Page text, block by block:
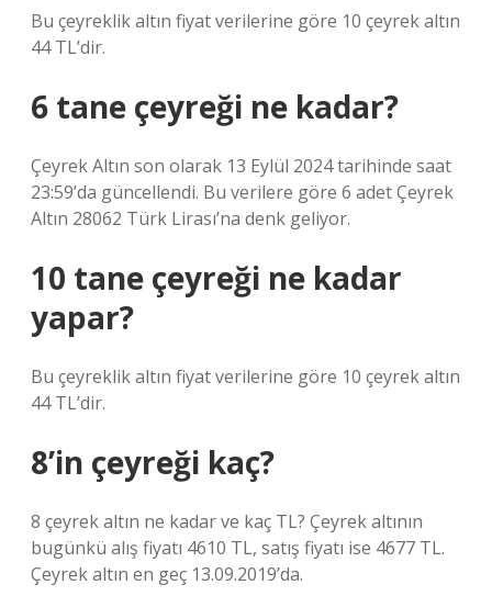
Bu çeyreklik altın fiyat verilerine göre 10 çeyrek altın
44 TL’dir.
6 tane çeyreği ne kadar?
Çeyrek Altın son olarak 13 Eylül 2024 tarihinde saat
23:59’da güncellendi. Bu verilere göre 6 adet Çeyrek
Altın 28062 Türk Lirası’na denk geliyor.
10 tane çeyreği ne kadar
yapar?
Bu çeyreklik altın fiyat verilerine göre 10 çeyrek altın
44 TL’dir.
8’in çeyreği kaç?
8 çeyrek altın ne kadar ve kaç TL? Çeyrek altının
bugünkü alış fiyatı 4610 TL, satış fiyatı ise 4677 TL.
Çeyrek altın en geç 13.09.2019’da.